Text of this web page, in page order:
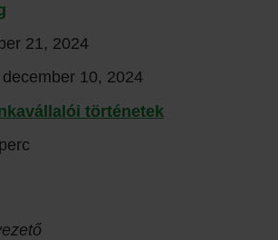
21, 2024
december 10, 2024
történetek